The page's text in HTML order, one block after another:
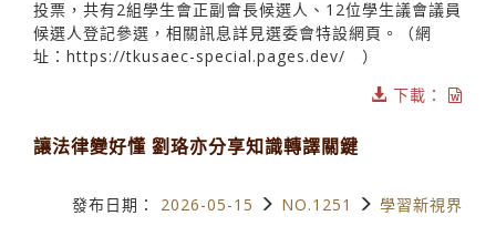
投票，共有2組學生會正副會長候選人、12位學生議會議員
候選人登記參選，相關訊息詳見選委會特設網頁。（網
址：https://tkusaec-special.pages.dev/ ）
下載：
讓法律變好懂 劉珞亦分享知識轉譯關鍵
發布日期： 2026-05-15 NO.1251 學習新視界